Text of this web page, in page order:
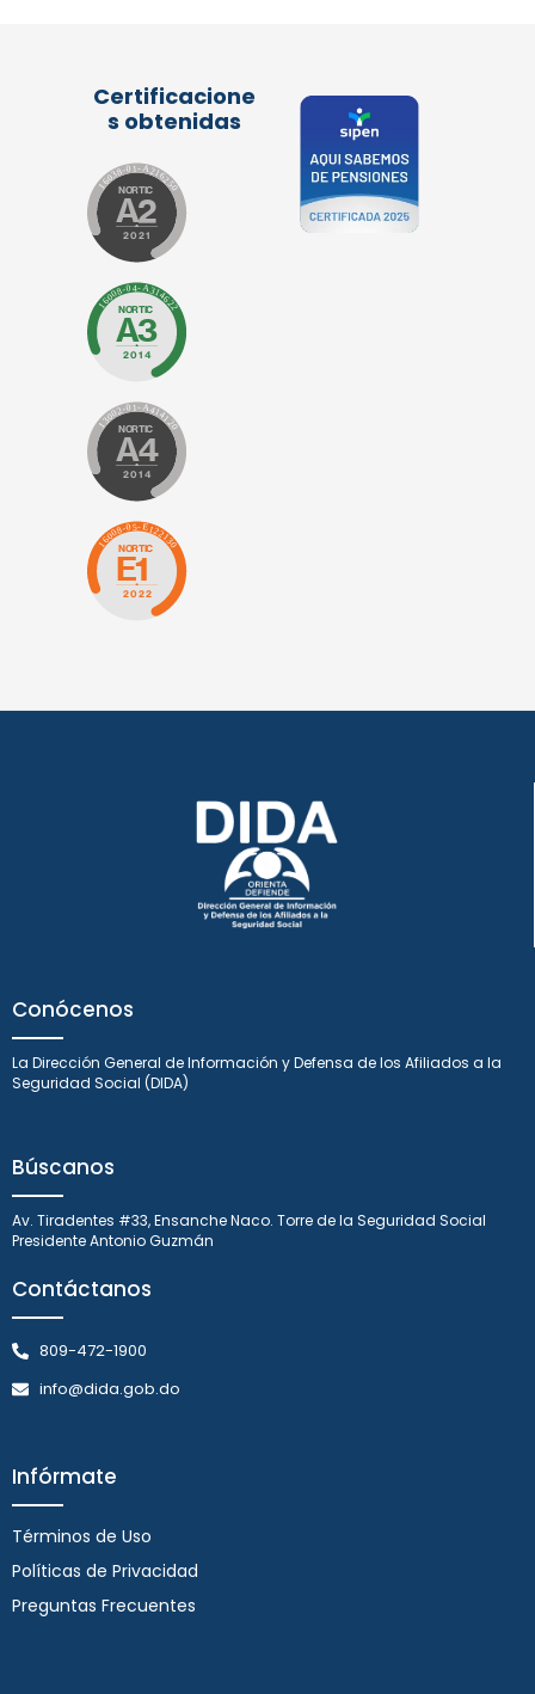
Certificacione
s obtenidas
Conócenos
La Dirección General de Información y Defensa de los Afiliados a la
Seguridad Social (DIDA)
Búscanos
Av. Tiradentes #33, Ensanche Naco. Torre de la Seguridad Social
Presidente Antonio Guzmán
Contáctanos
809-472-1900
info@dida.gob.do
Infórmate
Términos de Uso
Políticas de Privacidad
Preguntas Frecuentes